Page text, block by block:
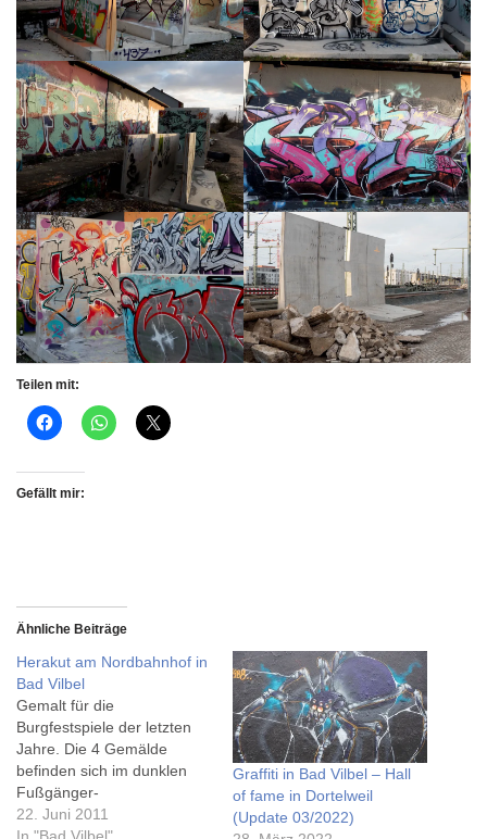
Teilen mit:
Gefällt mir:
Ähnliche Beiträge
Herakut am Nordbahnhof in
Bad Vilbel
Gemalt für die
Burgfestspiele der letzten
Jahre. Die 4 Gemälde
befinden sich im dunklen
Fußgänger-
Verbindungstunnel direkt
22. Juni 2011
Graffiti in Bad Vilbel – Hall
of fame in Dortelweil
(Update 03/2022)